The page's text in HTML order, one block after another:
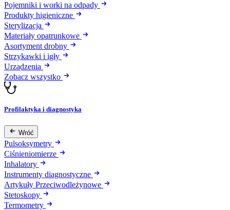
Pojemniki i worki na odpady
Produkty higieniczne
Sterylizacja
Materiały opatrunkowe
Asortyment drobny
Strzykawki i igły
Urządzenia
Zobacz wszystko
Profilaktyka i diagnostyka
Wróć
Pulsoksymetry
Ciśnieniomierze
Inhalatory
Instrumenty diagnostyczne
Artykuły Przeciwodleżynowe
Stetoskopy
Termometry